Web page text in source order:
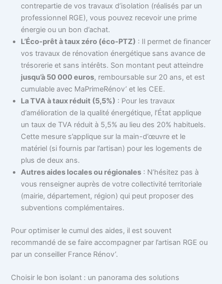
contrepartie de vos travaux d’isolation (réalisés par un
professionnel RGE), vous pouvez recevoir une prime
énergie ou un bon d’achat.
L’Éco-prêt à taux zéro (éco-PTZ) : Il permet de financer
vos travaux de rénovation énergétique sans avance de
trésorerie et sans intérêts. Son montant peut atteindre
jusqu’à 50 000 euros, remboursable sur 20 ans, et est
cumulable avec MaPrimeRénov’ et les CEE.
La TVA à taux réduit (5,5%) : Pour les travaux
d’amélioration de la qualité énergétique, l’État applique
un taux de TVA réduit à 5,5% au lieu des 20% habituels.
Cette mesure s’applique sur la main-d’œuvre et le
matériel (si fournis par l’artisan) pour les logements de
plus de deux ans.
Autres aides locales ou régionales : N’hésitez pas à
vous renseigner auprès de votre collectivité territoriale
(mairie, département, région) qui peut proposer des
subventions complémentaires.
Pour optimiser le cumul des aides, il est souvent
recommandé de se faire accompagner par l’artisan RGE ou
par un conseiller France Rénov’.
Choisir le bon isolant : un panorama des solutions